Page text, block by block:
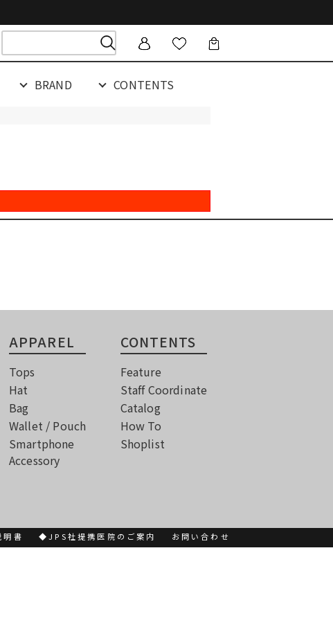
BRAND CONTENTS
APPAREL
Tops
Hat
Bag
Wallet / Pouch
Smartphone
Accessory
CONTENTS
Feature
Staff Coordinate
Catalog
How To
Shoplist
明書 ◆JPS社提携医院のご案内 お問い合わせ